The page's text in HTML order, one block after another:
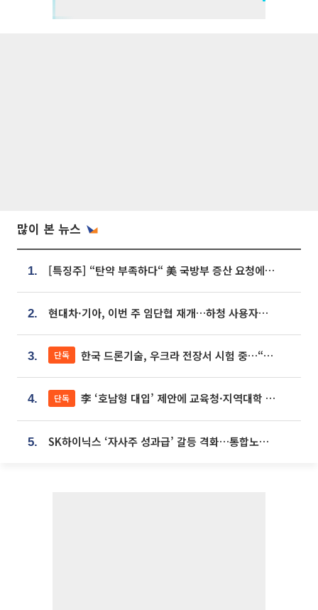
많이 본 뉴스
1. [특징주] “탄약 부족하다“ 美 국방부 증산 요청에⋯국내 방산주 급등세
2. 현대차·기아, 이번 주 임단협 재개…하청 사용자성 재심도 ‘변수’
3. 단독 한국 드론기술, 우크라 전장서 시험 중…“스타트업 여러 곳 참여”
4. 단독 李 ‘호남형 대입’ 제안에 교육청·지역대학 서·논술형 입시 연계 '착수'
5. SK하이닉스 ‘자사주 성과급’ 갈등 격화…통합노조 출범 움직임